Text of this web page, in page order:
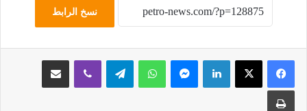
نسخ الرابط
لينكدإن ماسنجر واتساب تيلقرام ڤايبر مشاركة عبر البريد
طباعة